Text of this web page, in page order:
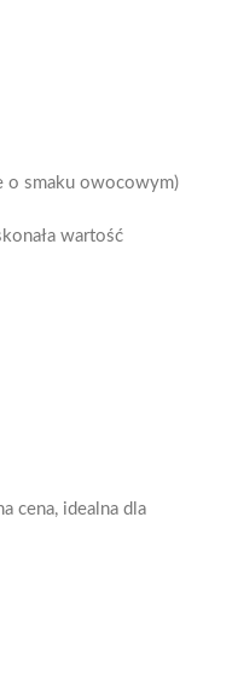
o smaku owocowym)
wartość
cena, idealna dla